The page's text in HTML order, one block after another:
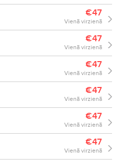
€47
Vienā virzienā
€47
Vienā virzienā
€47
Vienā virzienā
€47
Vienā virzienā
€47
Vienā virzienā
€47
Vienā virzienā